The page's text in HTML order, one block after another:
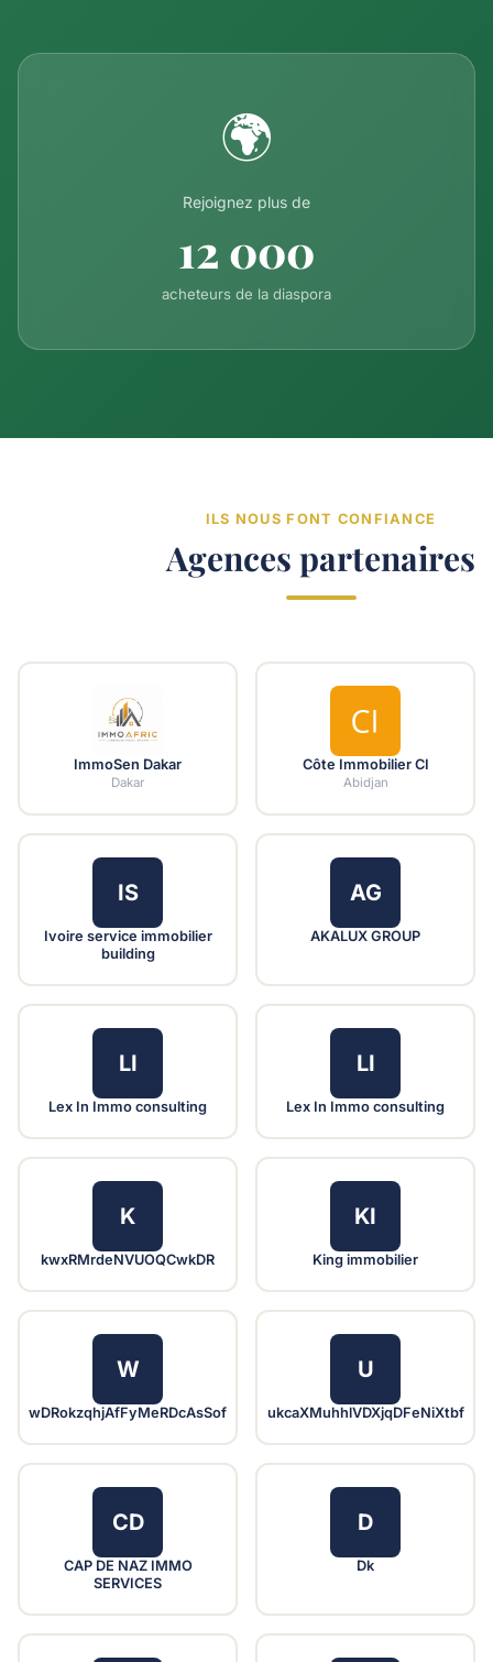
🌍
Rejoignez plus de
12 000
acheteurs de la diaspora
ILS NOUS FONT CONFIANCE
Agences partenaires
ImmoSen Dakar
Dakar
Côte Immobilier CI
Abidjan
IS
Ivoire service immobilier
building
AG
AKALUX GROUP
LI
Lex In Immo consulting
LI
Lex In Immo consulting
K
kwxRMrdeNVUOQCwkDR
KI
King immobilier
W
wDRokzqhjAfFyMeRDcAsSof
U
ukcaXMuhhlVDXjqDFeNiXtbf
CD
CAP DE NAZ IMMO
SERVICES
D
Dk